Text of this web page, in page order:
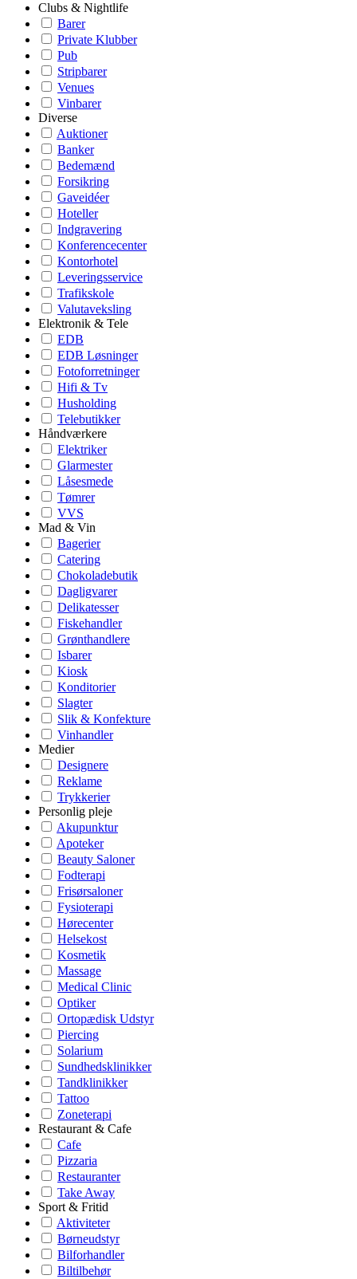
Clubs & Nightlife
Barer
Private Klubber
Pub
Stripbarer
Venues
Vinbarer
Diverse
Auktioner
Banker
Bedemænd
Forsikring
Gaveidéer
Hoteller
Indgravering
Konferencecenter
Kontorhotel
Leveringsservice
Trafikskole
Valutaveksling
Elektronik & Tele
EDB
EDB Løsninger
Fotoforretninger
Hifi & Tv
Husholding
Telebutikker
Håndværkere
Elektriker
Glarmester
Låsesmede
Tømrer
VVS
Mad & Vin
Bagerier
Catering
Chokoladebutik
Dagligvarer
Delikatesser
Fiskehandler
Grønthandlere
Isbarer
Kiosk
Konditorier
Slagter
Slik & Konfekture
Vinhandler
Medier
Designere
Reklame
Trykkerier
Personlig pleje
Akupunktur
Apoteker
Beauty Saloner
Fodterapi
Frisørsaloner
Fysioterapi
Hørecenter
Helsekost
Kosmetik
Massage
Medical Clinic
Optiker
Ortopædisk Udstyr
Piercing
Solarium
Sundhedsklinikker
Tandklinikker
Tattoo
Zoneterapi
Restaurant & Cafe
Cafe
Pizzaria
Restauranter
Take Away
Sport & Fritid
Aktiviteter
Børneudstyr
Bilforhandler
Biltilbehør